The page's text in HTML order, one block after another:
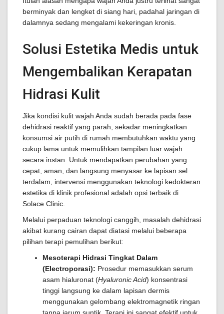
berminyak dan lengket di siang hari, padahal jaringan di
dalamnya sedang mengalami kekeringan kronis.
Solusi Estetika Medis untuk
Mengembalikan Kerapatan
Hidrasi Kulit
Jika kondisi kulit wajah Anda sudah berada pada fase
dehidrasi reaktif yang parah, sekadar meningkatkan
konsumsi air putih di rumah membutuhkan waktu yang
cukup lama untuk memulihkan tampilan luar wajah
secara instan. Untuk mendapatkan perubahan yang
cepat, aman, dan langsung menyasar ke lapisan sel
terdalam, intervensi menggunakan teknologi kedokteran
estetika di klinik profesional adalah opsi terbaik di
Solace Clinic.
Melalui perpaduan teknologi canggih, masalah dehidrasi
akibat kurang cairan dapat diatasi melalui beberapa
pilihan terapi pemulihan berikut:
Mesoterapi Hidrasi Tingkat Dalam
(Electroporasi): Prosedur memasukkan serum
asam hialuronat (Hyaluronic Acid) konsentrasi
tinggi langsung ke dalam lapisan dermis
menggunakan gelombang elektromagnetik ringan